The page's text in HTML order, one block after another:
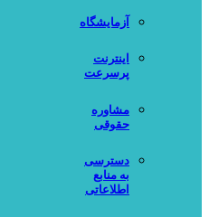
آزمایشگاه
اینترنت
پرسرعت
مشاوره
حقوقی
دسترسی
به منابع
اطلاعاتی